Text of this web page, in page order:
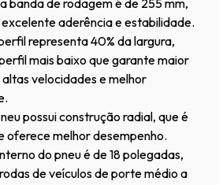
aderência e estabilidade.
representa 40% da largura,
mais baixo que garante maior
velocidades e melhor
possui construção radial, que é
oferece melhor desempenho.
do pneu é de 18 polegadas,
de veículos de porte médio a